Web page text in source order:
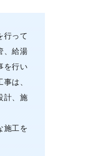
行って
、給湯
を行い
は、
計、施
施工を